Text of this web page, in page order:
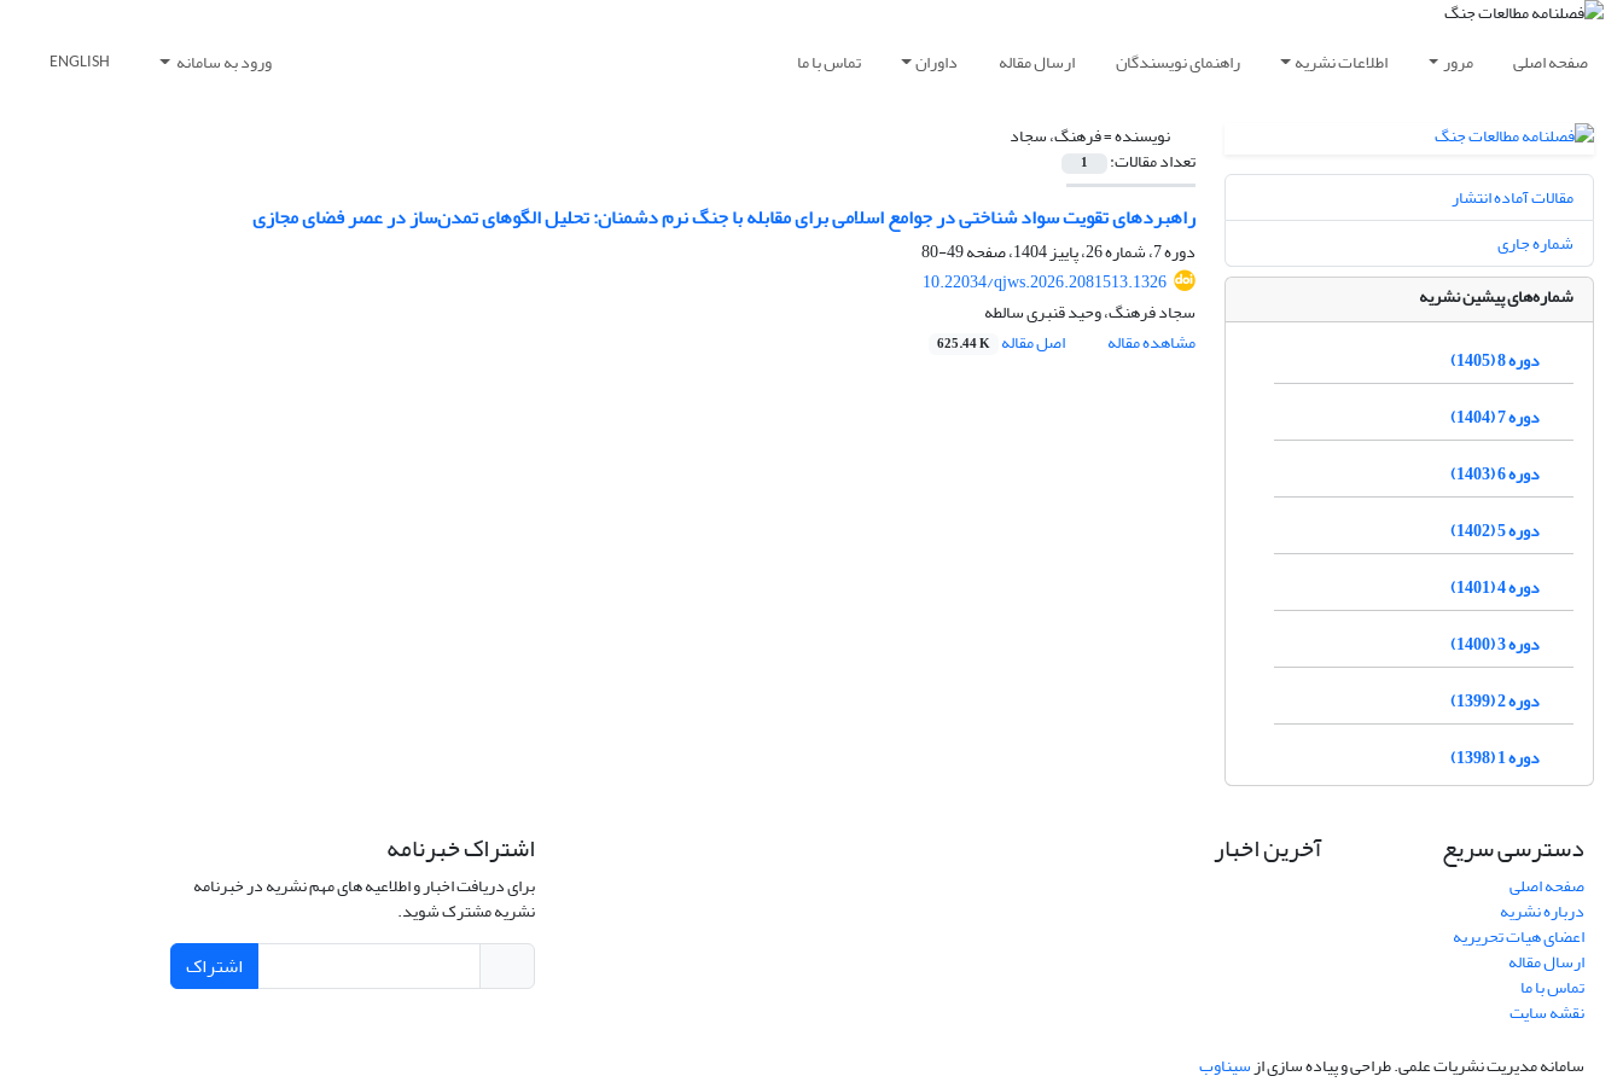
صفحه اصلی مرور اطلاعات نشریه راهنمای نویسندگان ارسال مقاله داوران تماس با ما ورود به سامانه ENGLISH
نویسنده =فرهنگ، سجاد
تعداد مقالات: 1
راهبردهای تقویت سواد شناختی در جوامع اسلامی برای مقابله با جنگ نرم دشمنان: تحلیل الگوهای تمدن‌ساز در عصر فضای مجازی
دوره 7، شماره 26، پاییز 1404، صفحه
49-80
10.22034/qjws.2026.2081513.1326
سجاد فرهنگ، وحید قنبری سالطه
مشاهده مقاله
اصل مقاله 625.44 K
مقالات آماده انتشار
شماره جاری
شماره‌های پیشین نشریه
دوره 8 (1405)
دوره 7 (1404)
دوره 6 (1403)
دوره 5 (1402)
دوره 4 (1401)
دوره 3 (1400)
دوره 2 (1399)
دوره 1 (1398)
دسترسی سریع
صفحه اصلی
درباره نشریه
اعضای هیات تحریریه
ارسال مقاله
تماس با ما
نقشه سایت
آخرین اخبار اشتراک خبرنامه
برای دریافت اخبار و اطلاعیه های مهم نشریه در خبرنامه
نشریه مشترک شوید.
اشتراک
سامانه مدیریت نشریات علمی.طراحی و پیاده سازی ازسیناوب